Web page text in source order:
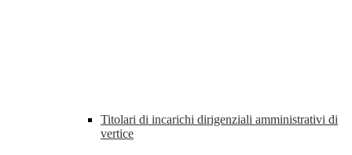
Titolari di incarichi dirigenziali amministrativi di
vertice